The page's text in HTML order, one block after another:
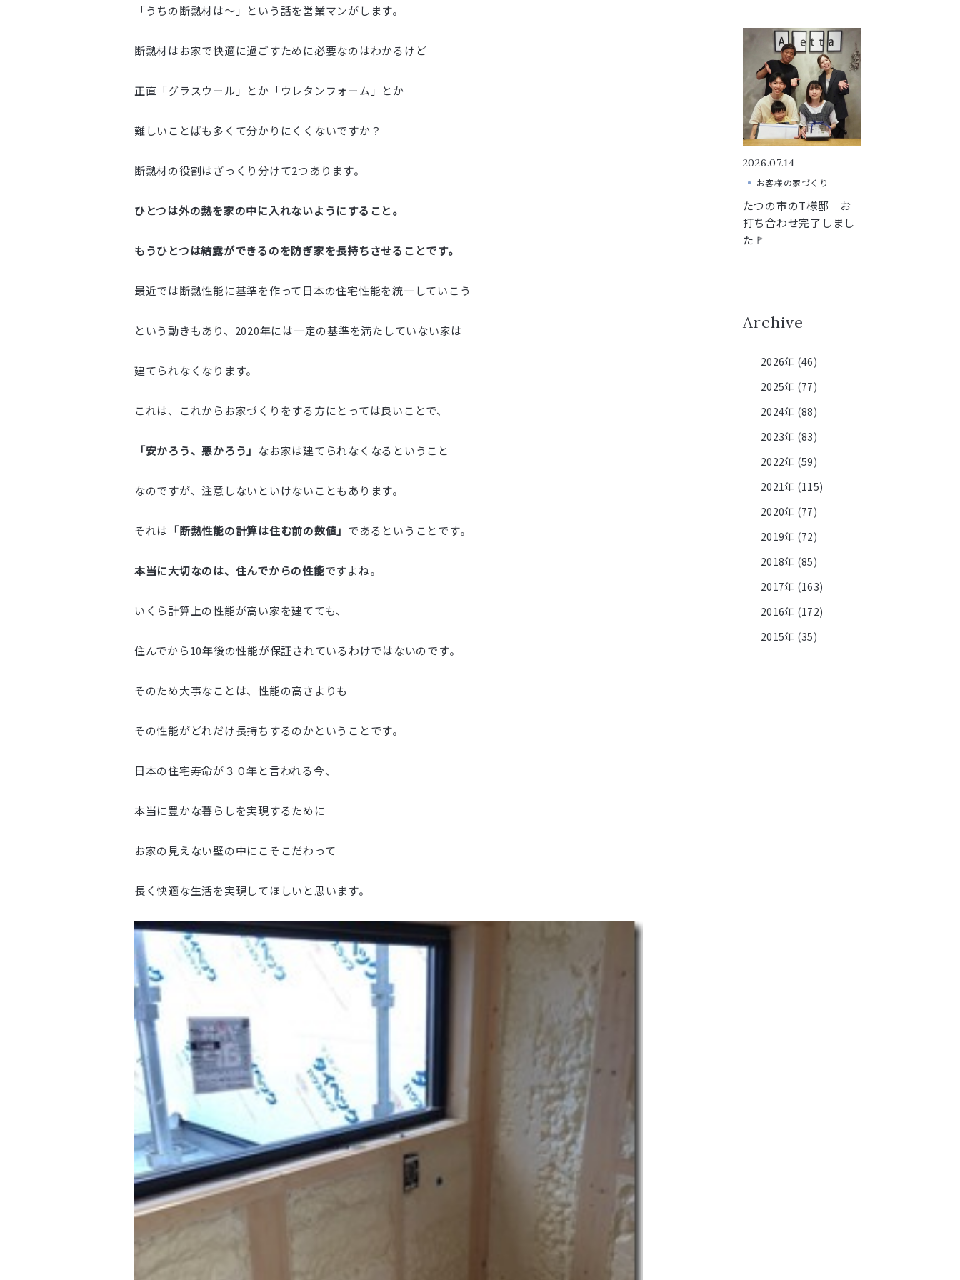
「うちの断熱材は～」という話を営業マンがします。
断熱材はお家で快適に過ごすために必要なのはわかるけど
正直「グラスウール」とか「ウレタンフォーム」とか
難しいことばも多くて分かりにくくないですか？
断熱材の役割はざっくり分けて2つあります。
ひとつは外の熱を家の中に入れないようにすること。
もうひとつは結露ができるのを防ぎ家を長持ちさせることです。
最近では断熱性能に基準を作って日本の住宅性能を統一していこう
という動きもあり、2020年には一定の基準を満たしていない家は
建てられなくなります。
これは、これからお家づくりをする方にとっては良いことで、
「安かろう、悪かろう」 なお家は建てられなくなるということ
なのですが、注意しないといけないこともあります。
それは 「断熱性能の計算は住む前の数値」 であるということです。
本当に大切なのは、住んでからの性能ですよね。
いくら計算上の性能が高い家を建てても、
住んでから10年後の性能が保証されているわけではないのです。
そのため大事なことは、性能の高さよりも
その性能がどれだけ長持ちするのかということです。
日本の住宅寿命が３０年と言われる今、
本当に豊かな暮らしを実現するために
お家の見えない壁の中にこそこだわって
長く快適な生活を実現してほしいと思います。
2026.07.14
お客様の家づくり
たつの市のT様邸 お
打ち合わせ完了しまし
た🚩
Archive
2026年 (46)
2025年 (77)
2024年 (88)
2023年 (83)
2022年 (59)
2021年 (115)
2020年 (77)
2019年 (72)
2018年 (85)
2017年 (163)
2016年 (172)
2015年 (35)